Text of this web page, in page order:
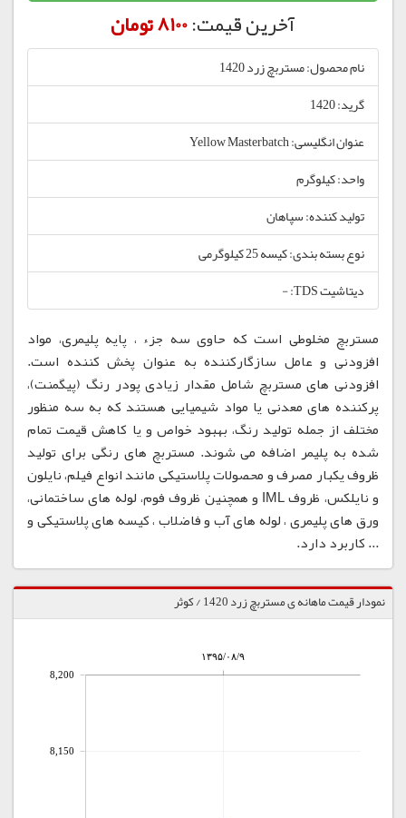
آخرین قیمت:8100 تومان
نام محصول: مستربچ زرد 1420
گرید: 1420
عنوان انگلیسی: Yellow Masterbatch
واحد: کیلوگرم
تولید کننده: سپاهان
نوع بسته بندی: کیسه 25 کیلوگرمی
دیتاشیت TDS: -
مستربچ مخلوطی است که حاوی سه جزء ، پایه پلیمری، مواد
افزودنی و عامل سازگارکننده به عنوان پخش کننده است.
افزودنی های مستربچ شامل مقدار زیادی پودر رنگ (پیگمنت)،
پرکننده های معدنی یا مواد شیمیایی هستند که به سه منظور
مختلف از جمله تولید رنگ، بهبود خواص و یا کاهش قیمت تمام
شده به پلیمر اضافه می شوند. مستربچ های رنگی برای تولید
ظروف یکبار مصرف و محصولات پلاستیکی مانند انواع فیلم، نایلون
و نایلکس، ظروف IML و همچنین ظروف فوم، لوله های ساختمانی،
ورق های پلیمری ، لوله های آب و فاضلاب ، کیسه های پلاستیکی و
... کاربرد دارد.
نمودار قیمت ماهانه ی مستربچ زرد 1420 / کوثر
۱۳۹۵/۰۸/۹
8,150
8,200